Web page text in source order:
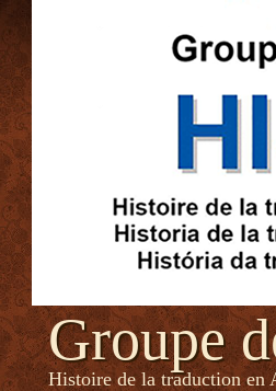
Groupe
Histoire de la traduction en